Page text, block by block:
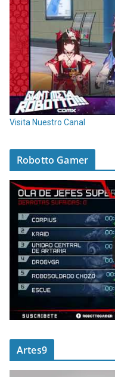
Visita Nuestro Canal
Robotto Gamer
Artes9